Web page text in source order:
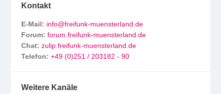
Kontakt
E-Mail: info@freifunk-muensterland.de
Forum: forum.freifunk-muensterland.de
Chat: zulip.freifunk-muensterland.de
Telefon: +49 (0)251 / 203182 - 90
Weitere Kanäle